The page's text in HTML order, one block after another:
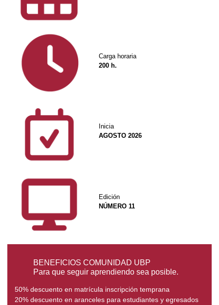
Carga horaria
200 h.
Inicia
AGOSTO 2026
Edición
NÚMERO 11
BENEFICIOS COMUNIDAD UBP
Para que seguir aprendiendo sea posible.
50% descuento en matrícula inscripción temprana
20% descuento en aranceles para estudiantes y egresados